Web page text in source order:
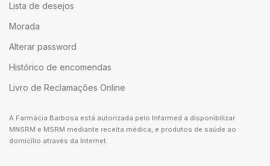
Lista de desejos
Morada
Alterar password
Histórico de encomendas
Livro de Reclamações Online
A Farmácia Barbosa está autorizada pelo Infarmed a disponibilizar
MNSRM e MSRM mediante receita médica, e produtos de saúde ao
domicílio através da Internet.